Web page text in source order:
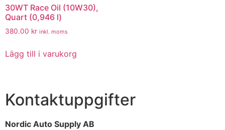
30WT Race Oil (10W30),
Quart (0,946 l)
380.00 kr inkl. moms
Lägg till i varukorg
Kontaktuppgifter
Nordic Auto Supply AB